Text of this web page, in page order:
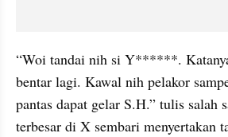
“Woi tandai nih si Y******.
bentar lagi. Kawal nih pelakor
pantas dapat gelar S.H.” tulis salah
terbesar di X sembari menyertakan